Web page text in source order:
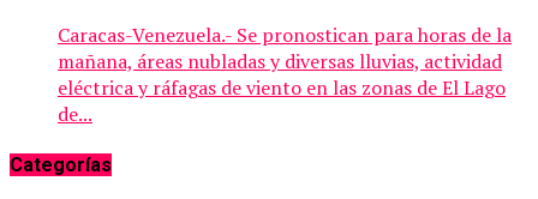
Caracas-Venezuela.- Se pronostican para horas de la
mañana, áreas nubladas y diversas lluvias, actividad
eléctrica y ráfagas de viento en las zonas de El Lago
de...
Categorías